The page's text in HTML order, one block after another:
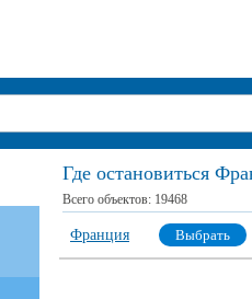
Где остановиться
Всего объектов: 19468
Франция Выбрать